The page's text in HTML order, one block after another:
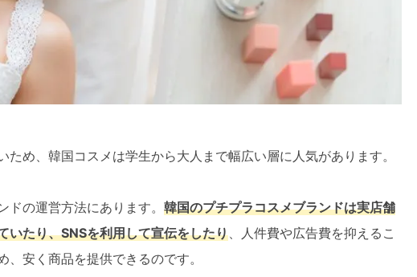
ため、韓国コスメは学生から大人まで幅広い層に人気があります。
の運営方法にあります。 韓国のプチプラコスメブランドは実店舗
いたり、SNSを利用して宣伝をしたり 、人件費や広告費を抑えるこ
安く商品を提供できるのです。